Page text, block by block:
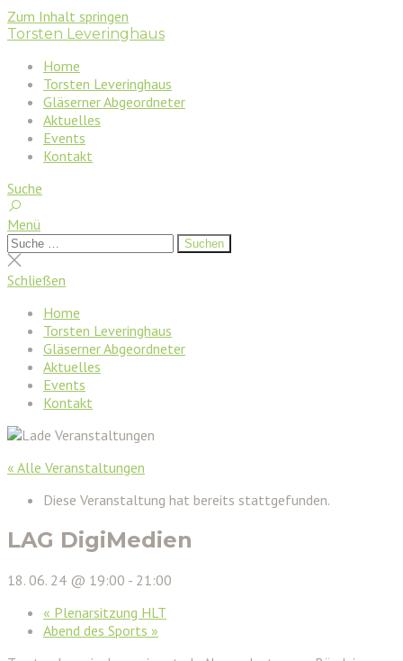
Zum Inhalt springen
Torsten Leveringhaus
Home
Torsten Leveringhaus
Gläserner Abgeordneter
Aktuelles
Events
Kontakt
Suche
Menü
Suchen
nach:
Suchen
Suche
schließen
Schließen
Home
Torsten Leveringhaus
Gläserner Abgeordneter
Aktuelles
Events
Kontakt
« Alle Veranstaltungen
Diese Veranstaltung hat bereits stattgefunden.
LAG DigiMedien
18. 06. 24 @ 19:00 - 21:00
« Plenarsitzung HLT
Abend des Sports »